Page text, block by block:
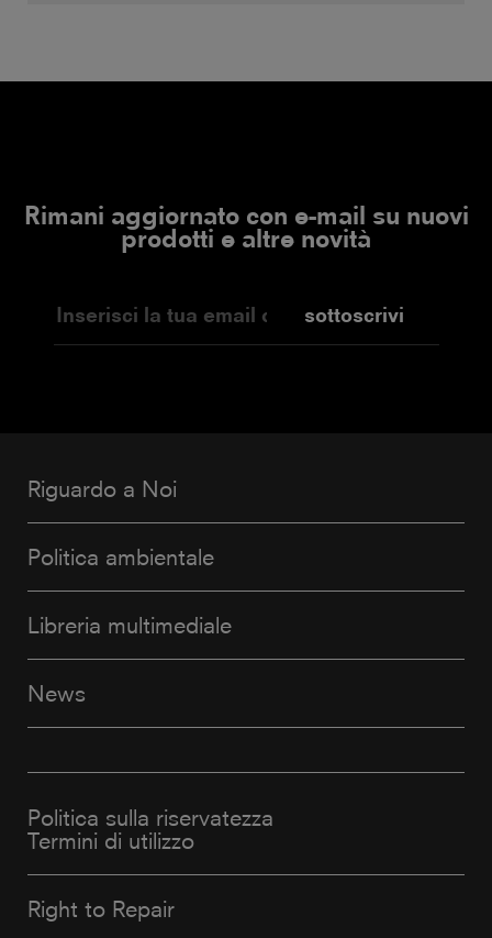
Rimani aggiornato con e-mail su nuovi
prodotti e altre novità
sottoscrivi
Riguardo a Noi
Politica ambientale
Libreria multimediale
News
Politica sulla riservatezza
Termini di utilizzo
Right to Repair